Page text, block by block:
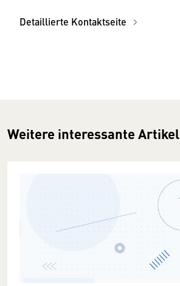
Detaillierte Kontaktseite
Weitere interessante Artikel